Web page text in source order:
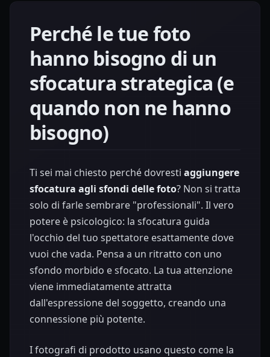
Perché le tue foto
hanno bisogno di un
sfocatura strategica (e
quando non ne hanno
bisogno)
Ti sei mai chiesto perché dovresti aggiungere
sfocatura agli sfondi delle foto? Non si tratta
solo di farle sembrare "professionali". Il vero
potere è psicologico: la sfocatura guida
l'occhio del tuo spettatore esattamente dove
vuoi che vada. Pensa a un ritratto con uno
sfondo morbido e sfocato. La tua attenzione
viene immediatamente attratta
dall'espressione del soggetto, creando una
connessione più potente.
I fotografi di prodotto usano questo come la